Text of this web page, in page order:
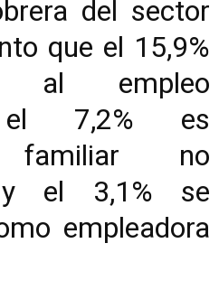
del sector
que el 15,9%
al empleo
el 7,2% es
familiar no
y el 3,1% se
empleadora